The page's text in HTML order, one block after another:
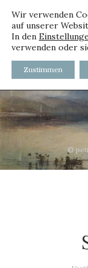
voller
©
Wir verwenden
auf unserer
In den
verwenden oder
Zustimmen